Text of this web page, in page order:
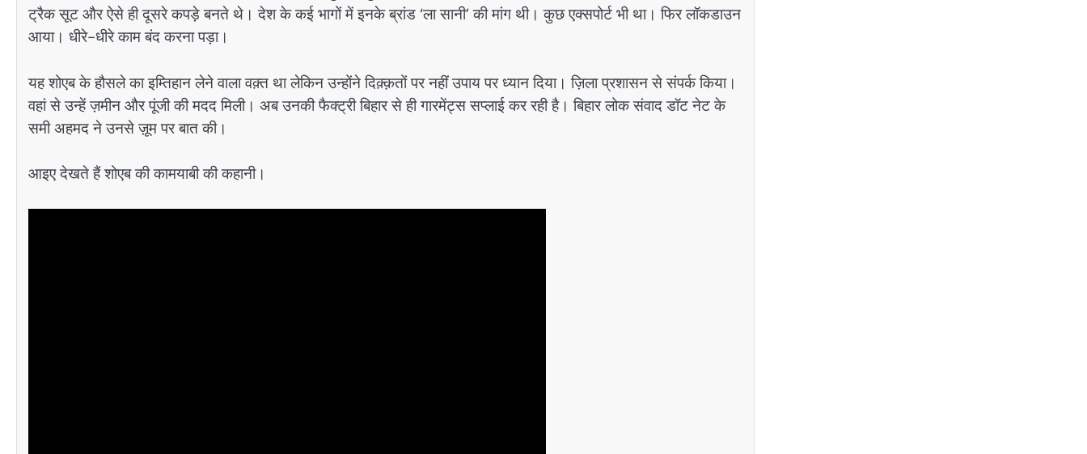
ट्रैक सूट और ऐसे ही दूसरे कपड़े बनते थे। देश के कई भागों में इनके ब्रांड ‘ला सानी’ की मांग थी। कुछ एक्सपोर्ट भी था। फिर लॉकडाउन
आया। धीरे-धीरे काम बंद करना पड़ा।
यह शोएब के हौसले का इम्तिहान लेने वाला वक़्त था लेकिन उन्होंने दिक़्क़तों पर नहीं उपाय पर ध्यान दिया। ज़िला प्रशासन से संपर्क किया।
वहां से उन्हें ज़मीन और पूंजी की मदद मिली। अब उनकी फैक्ट्री बिहार से ही गारमेंट्स सप्लाई कर रही है। बिहार लोक संवाद डॉट नेट के
समी अहमद ने उनसे ज़ूम पर बात की।
आइए देखते हैं शोएब की कामयाबी की कहानी।